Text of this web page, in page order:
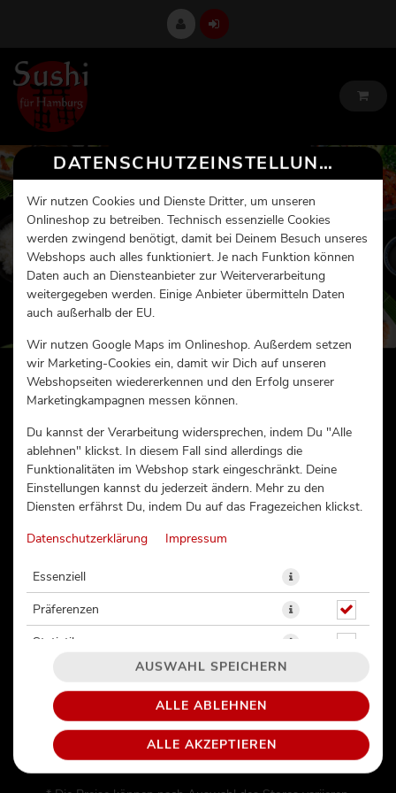
DATENSCHUTZEINSTELLUNGEN
Wir nutzen Cookies und Dienste Dritter, um unseren
Onlineshop zu betreiben. Technisch essenzielle Cookies
werden zwingend benötigt, damit bei Deinem Besuch unseres
Webshops auch alles funktioniert. Je nach Funktion können
Daten auch an Diensteanbieter zur Weiterverarbeitung
weitergegeben werden. Einige Anbieter übermitteln Daten
auch außerhalb der EU.
Wir nutzen Google Maps im Onlineshop. Außerdem setzen
wir Marketing-Cookies ein, damit wir Dich auf unseren
Webshopseiten wiedererkennen und den Erfolg unserer
Marketingkampagnen messen können.
Du kannst der Verarbeitung widersprechen, indem Du "Alle
ablehnen" klickst. In diesem Fall sind allerdings die
Funktionalitäten im Webshop stark eingeschränkt. Deine
Einstellungen kannst du jederzeit ändern. Mehr zu den
Diensten erfährst Du, indem Du auf das Fragezeichen klickst.
Datenschutzerklärung Impressum
Essenziell
Präferenzen
Statistiken
AUSWAHL SPEICHERN
ALLE ABLEHNEN
ALLE AKZEPTIEREN
KIRIN BIER 0,3L
2,60 € *